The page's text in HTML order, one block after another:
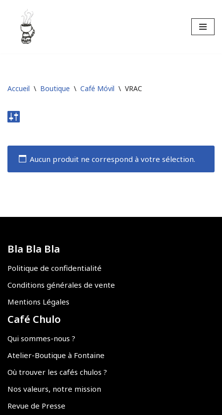
Aller
Accueil \ Boutique \ Café Móvil \ VRAC
Aucun produit ne correspond à votre sélection.
Bla Bla Bla
Politique de confidentialité
Conditions générales de vente
Mentions Légales
Café Chulo
Qui sommes-nous ?
Atelier-Boutique à Fontaine
Où trouver les cafés chulos ?
Nos valeurs, notre mission
Revue de Presse